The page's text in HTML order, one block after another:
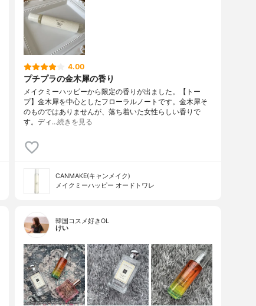
4.00
プチプラの金木犀の香り
メイクミーハッピーから限定の香りが出ました。【トー
プ】金木犀を中心としたフローラルノートです。金木犀そ
のものではありませんが、落ち着いた女性らしい香りで
す。ディ…続きを見る
CANMAKE(キャンメイク)
メイクミーハッピー オードトワレ
韓国コスメ好きOL
けい